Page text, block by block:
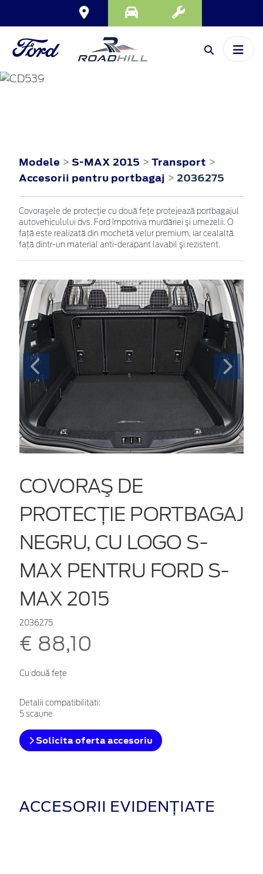
S-MAX
Modele > S-MAX 2015 > Transport >
Accesorii pentru portbagaj > 2036275
Covoraşele de protecţie cu două feţe protejează portbagajul
autovehiculului dvs. Ford împotriva murdăriei şi umezelii. O
faţă este realizată din mochetă velur premium, iar cealaltă
faţă dintr-un material anti-derapant lavabil şi rezistent.
COVORAŞ DE
PROTECŢIE PORTBAGAJ
NEGRU, CU LOGO S-
MAX PENTRU FORD S-
MAX 2015
2036275
€ 88,10
Cu două fețe
Detalii compatibilitati:
5 scaune
Solicita oferta accesoriu
ACCESORII EVIDENȚIATE